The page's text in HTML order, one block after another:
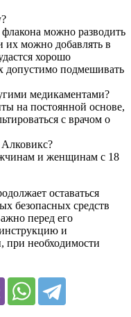
можно разводить
их можно добавлять в
хорошо
допустимо подмешивать
медикаментами?
на постоянной основе,
с врачом о
и женщинам с 18
оставаться
безопасных средств
перед его
и
при необходимости